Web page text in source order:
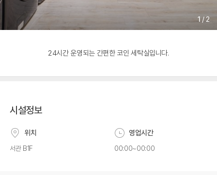
1 / 2
24시간 운영되는 간편한 코인 세탁실입니다.
시설정보
위치
서관 B1F
영업시간
00:00~00:00